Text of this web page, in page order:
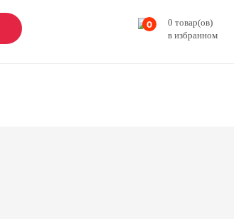
0 0 товар(ов)
в избранном